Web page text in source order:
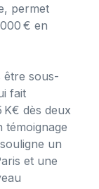
permet
€ en
être sous-
fait
K€ dès deux
témoignage
un
et une